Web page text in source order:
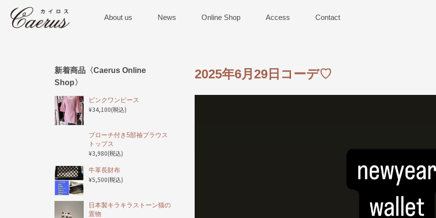
About us News Online Shop Access Contact
2025年6月29日コーデ♡
新着商品〈Caerus Online
Shop〉
ピンクワンピース
¥34,100(税込)
ブローチ付き5部袖ブラウス
トップス
¥3,980(税込)
️牛革長財布
¥5,500(税込)
日本製キラキラストーン猫の
置物